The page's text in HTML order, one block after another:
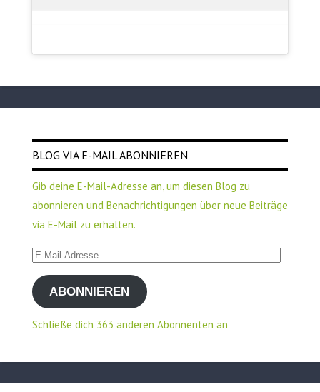
BLOG VIA E-MAIL ABONNIEREN
Gib deine E-Mail-Adresse an, um diesen Blog zu
abonnieren und Benachrichtigungen über neue Beiträge
via E-Mail zu erhalten.
E-
Mail-
AdresseABONNIEREN
Schließe dich 363 anderen Abonnenten an